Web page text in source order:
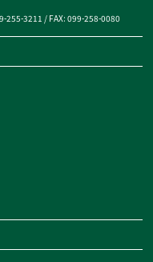
255-3211 / FAX: 099-258-0080